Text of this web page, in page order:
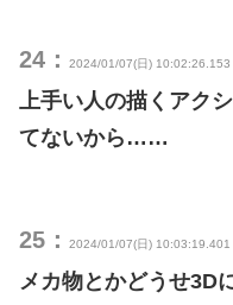
24： 2024/01/07(日) 10:02:26.153
上手い人の描くアク
てないから……
25： 2024/01/07(日) 10:03:19.401
メカ物とかどうせ3D